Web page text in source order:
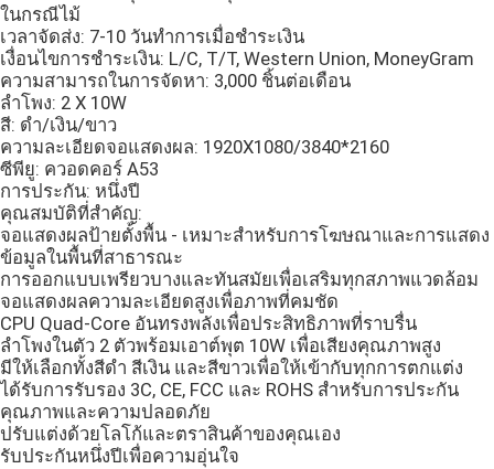
ตู้บริการตนเอง
หน้าจอสัมผัสกระจกอัจฉริยะ
กระจกฟิตเนสอัจฉริยะ
ไวท์บอร์ดแบบโต้ตอบอัจฉริยะ
แถบแสดงผล LCD
หน้าจอ LCD ประกบ
จอแสดงผลหน้าต่างป้ายดิจิตอล
ในกรณีไม้
เวลาจัดส่ง: 7-10 วันทำการเมื่อชำระเงิน
เงื่อนไขการชำระเงิน: L/C, T/T, Western Union, MoneyGram
ความสามารถในการจัดหา: 3,000 ชิ้นต่อเดือน
ลำโพง: 2 X 10W
สี: ดำ/เงิน/ขาว
ความละเอียดจอแสดงผล: 1920X1080/3840*2160
ซีพียู: ควอดคอร์ A53
การประกัน: หนึ่งปี
คุณสมบัติที่สำคัญ:
จอแสดงผลป้ายตั้งพื้น - เหมาะสำหรับการโฆษณาและการแสดง
ข้อมูลในพื้นที่สาธารณะ
การออกแบบเพรียวบางและทันสมัยเพื่อเสริมทุกสภาพแวดล้อม
จอแสดงผลความละเอียดสูงเพื่อภาพที่คมชัด
CPU Quad-Core อันทรงพลังเพื่อประสิทธิภาพที่ราบรื่น
ลำโพงในตัว 2 ตัวพร้อมเอาต์พุต 10W เพื่อเสียงคุณภาพสูง
มีให้เลือกทั้งสีดำ สีเงิน และสีขาวเพื่อให้เข้ากับทุกการตกแต่ง
ได้รับการรับรอง 3C, CE, FCC และ ROHS สำหรับการประกัน
คุณภาพและความปลอดภัย
ปรับแต่งด้วยโลโก้และตราสินค้าของคุณเอง
รับประกันหนึ่งปีเพื่อความอุ่นใจ